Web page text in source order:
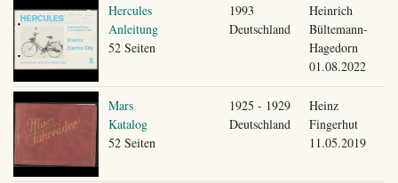
Hercules
Anleitung
52 Seiten
1993
Deutschland
Heinrich
Bültemann-
Hagedorn
01.08.2022
Mars
Katalog
52 Seiten
1925 - 1929
Deutschland
Heinz
Fingerhut
11.05.2019